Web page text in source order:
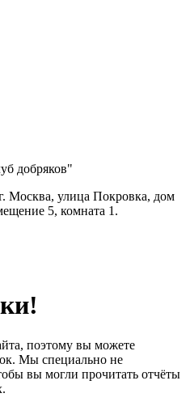
добряков"
Москва, улица Покровка, дом
5, комната 1.
поэтому вы можете
Мы специально не
вы могли прочитать отчёты